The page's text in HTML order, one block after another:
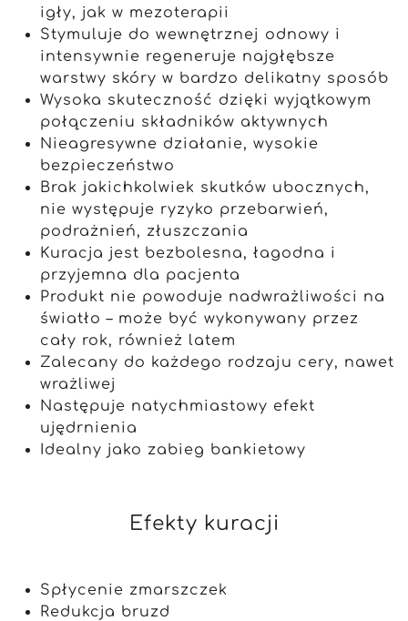
igły, jak w mezoterapii
Stymuluje do wewnętrznej odnowy i
intensywnie regeneruje najgłębsze
warstwy skóry w bardzo delikatny sposób
Wysoka skuteczność dzięki wyjątkowym
połączeniu składników aktywnych
Nieagresywne działanie, wysokie
bezpieczeństwo
Brak jakichkolwiek skutków ubocznych,
nie występuje ryzyko przebarwień,
podrażnień, złuszczania
Kuracja jest bezbolesna, łagodna i
przyjemna dla pacjenta
Produkt nie powoduje nadwrażliwości na
światło – może być wykonywany przez
cały rok, również latem
Zalecany do każdego rodzaju cery, nawet
wrażliwej
Następuje natychmiastowy efekt
ujędrnienia
Idealny jako zabieg bankietowy
Efekty kuracji
Spłycenie zmarszczek
Redukcja bruzd